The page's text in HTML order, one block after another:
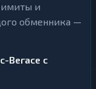
и
обменника —
Вегасе с